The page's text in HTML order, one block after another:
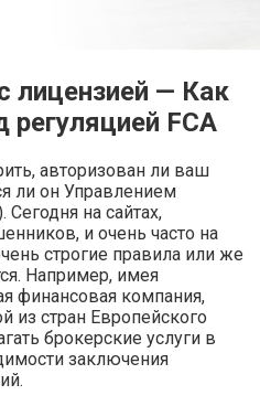
лицензией — Как
регуляцией FCA
авторизован ли ваш
ли он Управлением
Сегодня на сайтах,
и очень часто на
строгие правила или же
Например, имея
финансовая компания,
из стран Европейского
брокерские услуги в
заключения